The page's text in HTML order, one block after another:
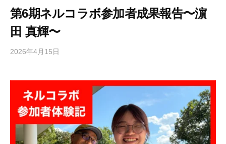
第6期ネルコラボ参加者成果報告〜濵
田 真輝〜
2026年4月15日
i
t
o
r